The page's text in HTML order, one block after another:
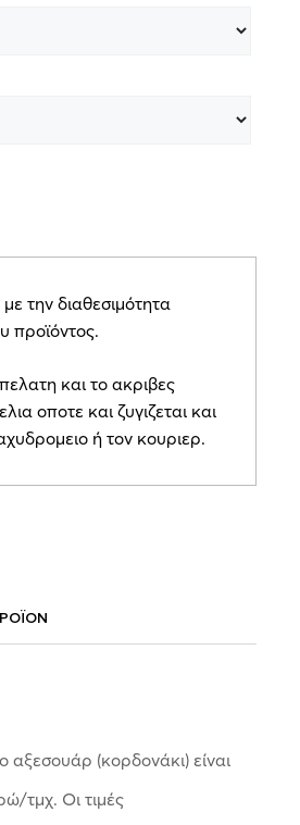
την διαθεσιμότητα
προϊόντος.
και το ακριβες
οποτε και ζυγιζεται και
ή τον κουριερ.
αξεσουάρ (κορδονάκι) είναι
τμχ. Οι τιμές